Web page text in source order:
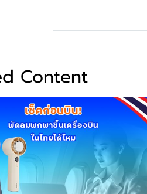
Content